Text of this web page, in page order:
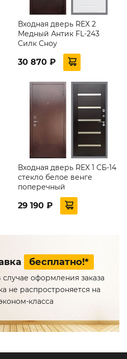
Входная дверь REX 2
Медный Антик FL-243
Силк Сноу
30 870 ₽
Входная дверь REX 1 СБ-14
стекло белое венге
поперечный
29 190 ₽
бесплатно!*
оформления заказа
не распростроняется на
класса